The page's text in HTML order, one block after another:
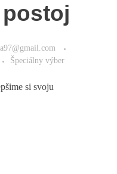
Špeciálny výber
si svoju